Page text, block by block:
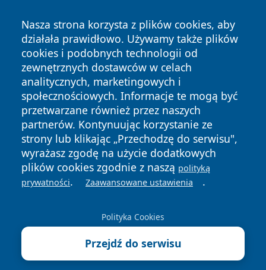
Nasza strona korzysta z plików cookies, aby
działała prawidłowo. Używamy także plików
cookies i podobnych technologii od
zewnętrznych dostawców w celach
analitycznych, marketingowych i
społecznościowych. Informacje te mogą być
przetwarzane również przez naszych
partnerów. Kontynuując korzystanie ze
strony lub klikając „Przechodzę do serwisu",
wyrażasz zgodę na użycie dodatkowych
plików cookies zgodnie z naszą polityką
prywatności. Zaawansowane ustawienia .
Polityka Cookies
Przejdź do serwisu
Copyright © 2026 kielceinfo.pl Wszystkie prawa zastrzeżone.
News Autorzy
Polityka
Prywatności
Polityka
Cookies